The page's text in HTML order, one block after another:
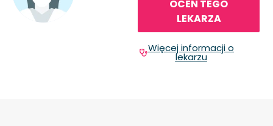
OCEŃ TEGO
LEKARZA
Więcej informacji o
lekarzu